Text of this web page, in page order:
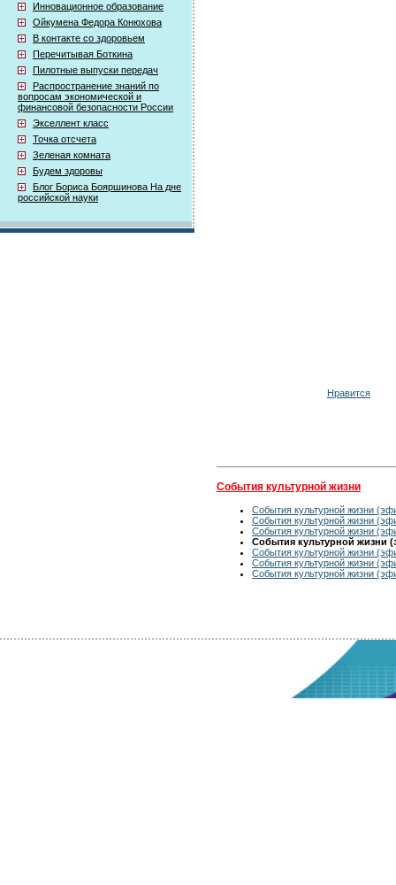
Инновационное образование
Ойкумена Федора Конюхова
В контакте со здоровьем
Перечитывая Боткина
Пилотные выпуски передач
Распространение знаний по
вопросам экономической и
финансовой безопасности России
Экселлент класс
Точка отсчета
Зеленая комната
Будем здоровы
Блог Бориса Бояршинова На дне
российской науки
Нравится
События культурной жизни
События культурной жизни
События культурной жизни
События культурной жизни
События культурной жизни
События культурной жизни
События культурной жизни
События культурной жизни